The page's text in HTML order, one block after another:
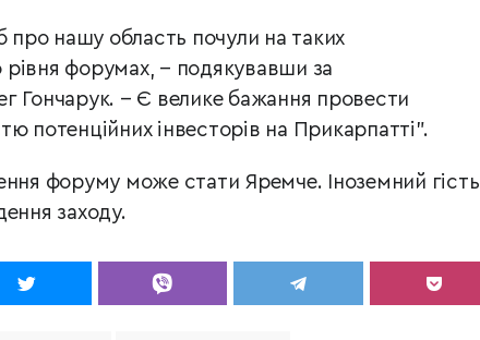
про нашу область почули на таких
форумах, − подякувавши за
Гончарук. − Є велике бажання провести
потенційних інвесторів на Прикарпатті".
форуму може стати Яремче. Іноземний гість
заходу.